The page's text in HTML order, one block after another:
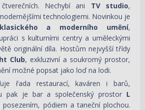
Nechybí ani TV studio,
technologiemi. Novinkou je
a moderního umění,
s kulturními centry a uměleckými
originální díla. Hostům nejvyšší třídy
Club, exkluzivní a soukromý prostor,
možné popsat jako loď na lodi.
řada restaurací, kaváren i barů,
pak je bar a společenský prostor L
posezením, pódiem a taneční plochou.